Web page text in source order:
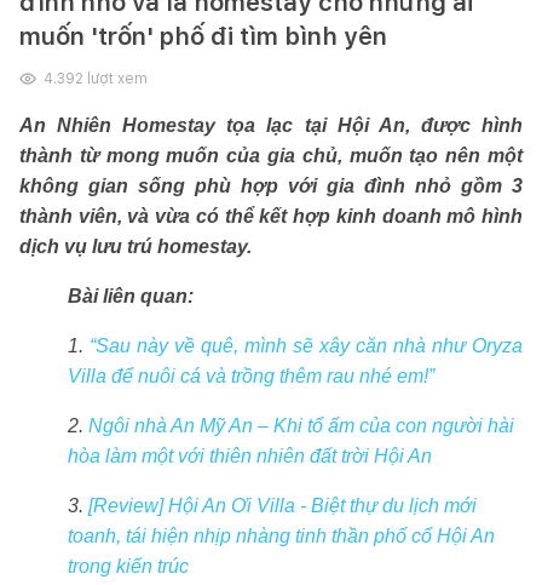
muốn 'trốn' phố đi tìm bình yên
4.392 lượt xem
An Nhiên Homestay tọa lạc tại Hội An, được hình
thành từ mong muốn của gia chủ, muốn tạo nên một
không gian sống phù hợp với gia đình nhỏ gồm 3
thành viên, và vừa có thể kết hợp kinh doanh mô hình
dịch vụ lưu trú homestay.
Bài liên quan:
1. “Sau này về quê, mình sẽ xây căn nhà như Oryza
Villa để nuôi cá và trồng thêm rau nhé em!”
2. Ngôi nhà An Mỹ An – Khi tổ ấm của con người hài
hòa làm một với thiên nhiên đất trời Hội An
3. [Review] Hội An Ơi Villa - Biệt thự du lịch mới
toanh, tái hiện nhịp nhàng tinh thần phố cổ Hội An
trong kiến trúc